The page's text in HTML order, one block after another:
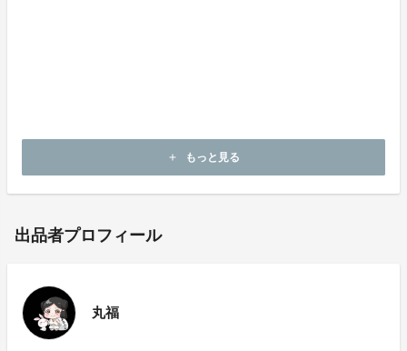
add もっと見る
出品者プロフィール
丸福